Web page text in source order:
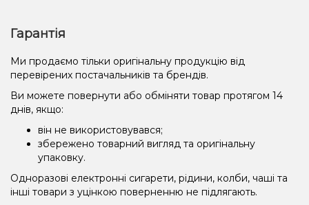
Гарантія
Ми продаємо тільки оригінальну продукцію від
перевірених постачальників та брендів.
Ви можете повернути або обміняти товар протягом 14
днів, якщо:
він не використовувався;
збережено товарний вигляд та оригінальну
упаковку.
Одноразові електронні сигарети, рідини, колби, чаші та
інші товари з уцінкою поверненню не підлягають.